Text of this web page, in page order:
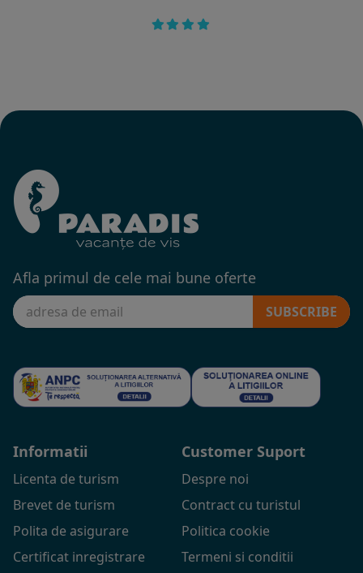
Afla primul de cele mai bune oferte
SUBSCRIBE
Informatii
Licenta de turism
Brevet de turism
Polita de asigurare
Certificat inregistrare
Customer Suport
Despre noi
Contract cu turistul
Politica cookie
Termeni si conditii